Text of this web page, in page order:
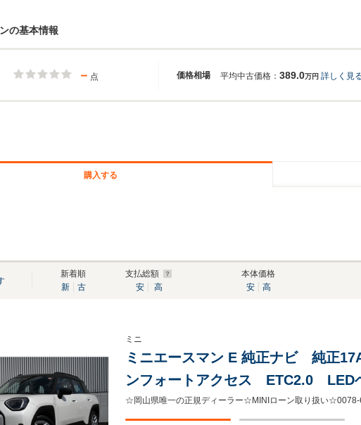
の基本情報
価格相場
－ 点 平均中古価格： 389.0万円 詳しく見
購入する
新着順
新
古
支払総額
安
高
本体価格
安
高
ミニ
ミニエースマン E 純正ナビ 純
ンフォートアクセス ETC2.0
センサー ベスキンシート パノラ